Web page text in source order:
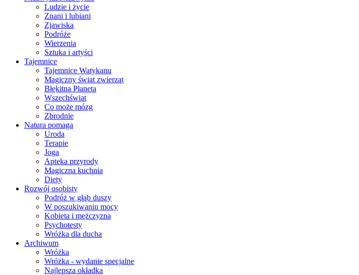
Ludzie i życie
Znani i lubiani
Zjawiska
Podróże
Wierzenia
Sztuka i artyści
Tajemnice
Tajemnice Watykanu
Magiczny świat zwierząt
Błękitna Planeta
Wszechświat
Co może mózg
Zbrodnie
Natura pomaga
Uroda
Terapie
Joga
Apteka przyrody
Magiczna kuchnia
Diety
Rozwój osobisty
Podróż w głąb duszy
W poszukiwaniu mocy
Kobieta i mężczyzna
Psychotesty
Wróżka dla ducha
Archiwum
Wróżka
Wróżka - wydanie specjalne
Najlepsza okładka